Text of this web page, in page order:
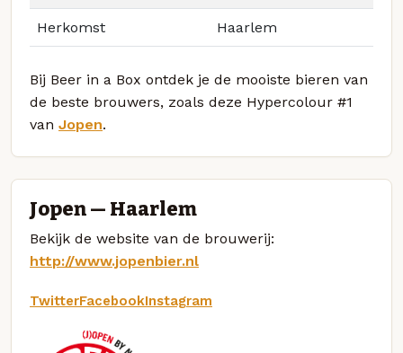
Herkomst Haarlem
Bij Beer in a Box ontdek je de mooiste bieren van
de beste brouwers, zoals deze Hypercolour #1
van Jopen.
Jopen — Haarlem
Bekijk de website van de brouwerij:
http://www.jopenbier.nl
TwitterFacebookInstagram